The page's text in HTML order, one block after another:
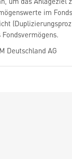
im
Deutschland AG